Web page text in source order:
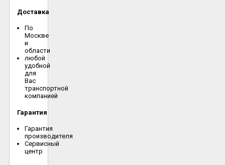
Доставка
По
Москве
и
области
любой
удобной
для
Вас
транспортной
компанией
Гарантия
Гарантия
производителя
Сервисный
центр